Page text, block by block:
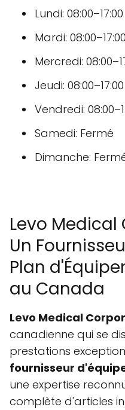
Lundi: 08:00–17:00
Mardi: 08:00–17:00
Mercredi:
Jeudi: 08:00–17:00
Vendredi:
Samedi: Fermé
Dimanche:
Levo
Un
Plan
au Canada
Levo Medical
canadienne qui se
prestations
fournisseur
une expertise
complète d'articles